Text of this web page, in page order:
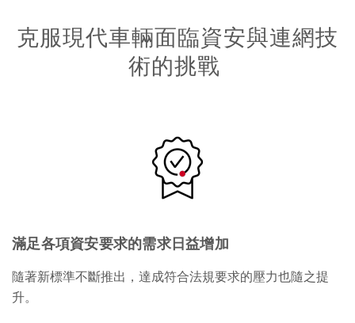
克服現代車輛面臨資安與連網技
術的挑戰
滿足各項資安要求的需求日益增加
隨著新標準不斷推出，達成符合法規要求的壓力也隨之提
升。